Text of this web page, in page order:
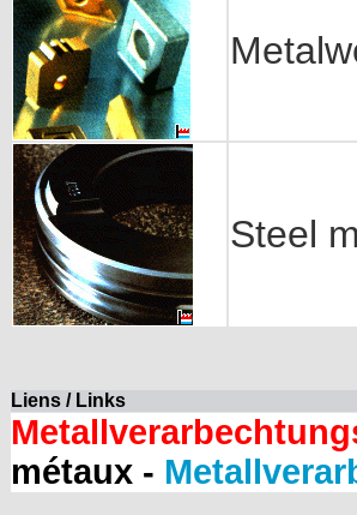
Steel
Liens / Links
métaux -